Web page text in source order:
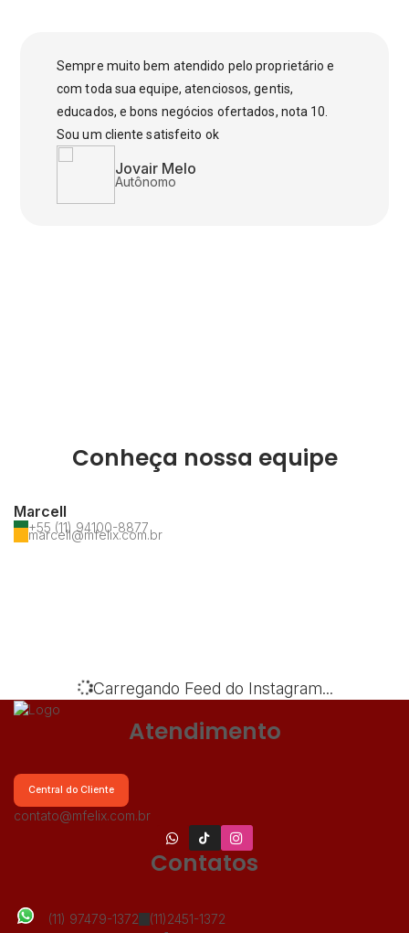
Jovair Melo
Autônomo
Sempre muito bem atendido pelo proprietário e
com toda sua equipe, atenciosos, gentis,
educados, e bons negócios ofertados, nota 10.
Sou um cliente satisfeito ok
Conheça nossa equipe
Marcell
+55 (11) 94100-8877
marcell@mfelix.com.br
Carregando Feed do Instagram...
Atendimento
Central do Cliente
contato@mfelix.com.br
Contatos
(11) 97479-1372 (11)2451-1372